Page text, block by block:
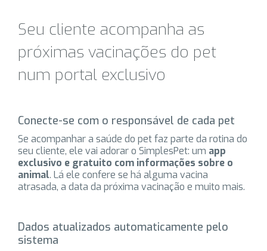
Seu cliente acompanha as
próximas vacinações do pet
num portal exclusivo
Conecte-se com o responsável de cada pet
Se acompanhar a saúde do pet faz parte da rotina do
seu cliente, ele vai adorar o SimplesPet: um app
exclusivo e gratuito com informações sobre o
animal. Lá ele confere se há alguma vacina
atrasada, a data da próxima vacinação e muito mais.
Dados atualizados automaticamente pelo
sistema